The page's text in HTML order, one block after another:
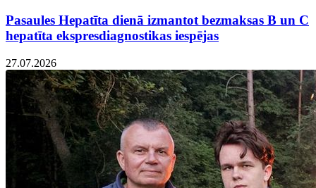
Pasaules Hepatīta dienā izmantot bezmaksas B un C
hepatīta ekspresdiagnostikas iespējas
27.07.2026